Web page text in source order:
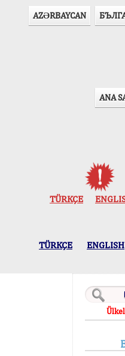
AZӘRBAYCAN
ANA
TÜRKÇE
TÜRKÇE ENGLISH